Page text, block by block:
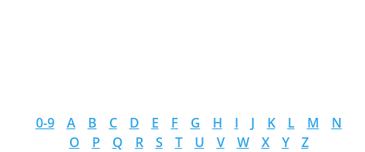
0-9 A B C D E F G H I J K L M
N
O
P Q R S T U V W X Y Z